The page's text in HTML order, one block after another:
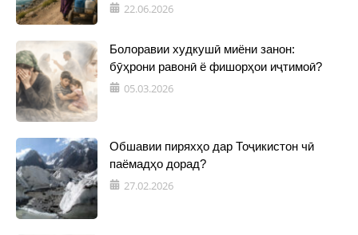
22.06.2026
Болоравии худкушӣ миёни занон:
бӯҳрони равонӣ ё фишорҳои иҷтимоӣ?
05.03.2026
Обшавии пиряхҳо дар Тоҷикистон чӣ
паёмадҳо дорад?
27.02.2026